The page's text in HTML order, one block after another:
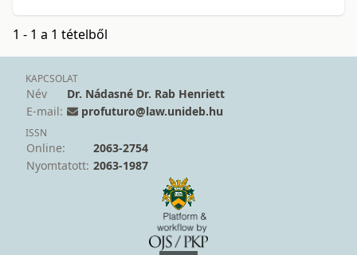
1 - 1 a 1 tételből
KAPCSOLAT
Név
Dr. Nádasné Dr. Rab Henriett
E-mail:
profuturo@law.unideb.hu
ISSN
Online:
2063-2754
Nyomtatott: 2063-1987